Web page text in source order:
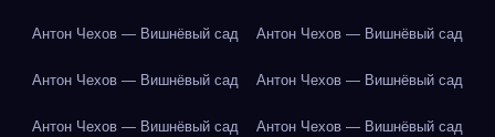
Антон Чехов — Вишнёвый сад Антон Чехов — Вишнёвый сад
Антон Чехов — Вишнёвый сад Антон Чехов — Вишнёвый сад
Антон Чехов — Вишнёвый сад Антон Чехов — Вишнёвый сад